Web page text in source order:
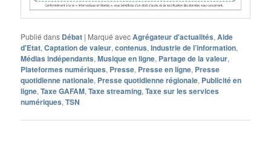
Publié dans Débat | Marqué avecAgrégateur d'actualités,Aide
d'Etat,Captation de valeur,contenus,Industrie de l’information,
Médias indépendants,Musique en ligne, Partage de la valeur,
Plateformes numériques, Presse, Presse en ligne, Presse
quotidienne nationale, Presse quotidienne régionale, Publicité en
ligne,Taxe GAFAM,Taxe streaming,Taxe sur les services
numériques,TSN